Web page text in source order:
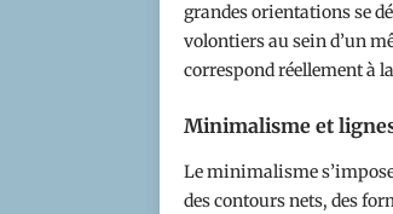
grandes orientations se
volontiers au sein d’un
correspond réellement à
Minimalisme et
Le minimalisme
des contours nets, des